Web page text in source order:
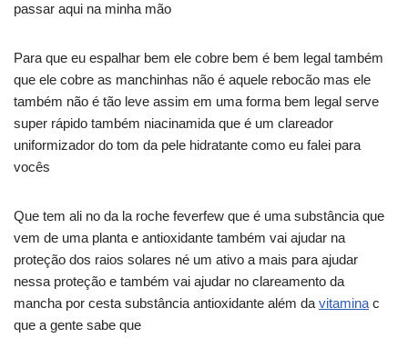
passar aqui na minha mão
Para que eu espalhar bem ele cobre bem é bem legal também
que ele cobre as manchinhas não é aquele rebocão mas ele
também não é tão leve assim em uma forma bem legal serve
super rápido também niacinamida que é um clareador
uniformizador do tom da pele hidratante como eu falei para
vocês
Que tem ali no da la roche feverfew que é uma substância que
vem de uma planta e antioxidante também vai ajudar na
proteção dos raios solares né um ativo a mais para ajudar
nessa proteção e também vai ajudar no clareamento da
mancha por cesta substância antioxidante além da vitamina c
que a gente sabe que